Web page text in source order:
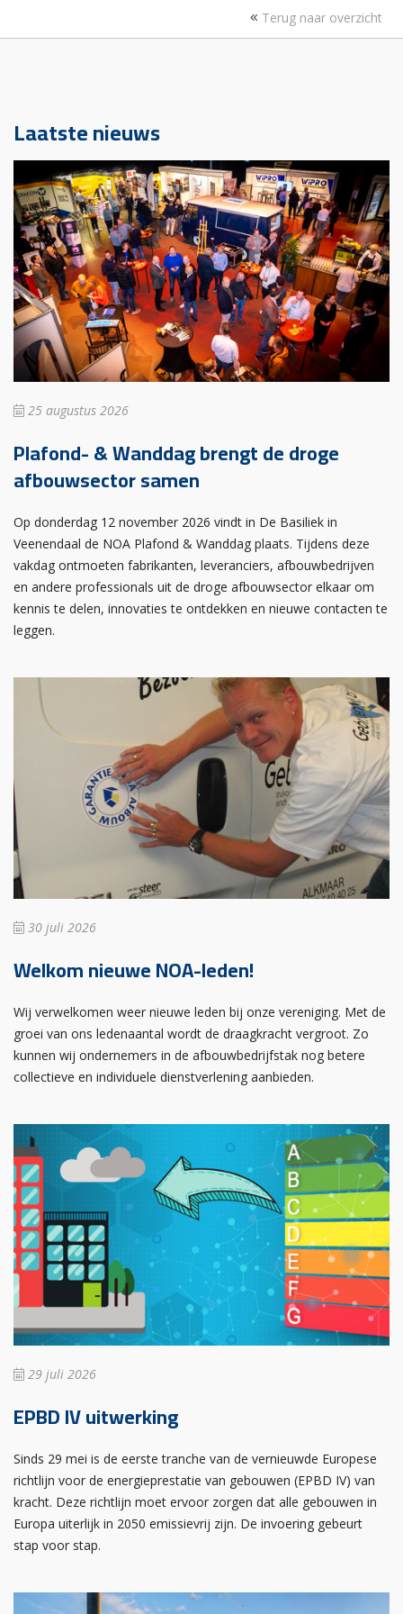
Terug naar overzicht
Laatste nieuws
25 augustus 2026
Plafond- & Wanddag brengt de droge
afbouwsector samen
Op donderdag 12 november 2026 vindt in De Basiliek in
Veenendaal de NOA Plafond & Wanddag plaats. Tijdens deze
vakdag ontmoeten fabrikanten, leveranciers, afbouwbedrijven
en andere professionals uit de droge afbouwsector elkaar om
kennis te delen, innovaties te ontdekken en nieuwe contacten te
leggen.
30 juli 2026
Welkom nieuwe NOA-leden!
Wij verwelkomen weer nieuwe leden bij onze vereniging. Met de
groei van ons ledenaantal wordt de draagkracht vergroot. Zo
kunnen wij ondernemers in de afbouwbedrijfstak nog betere
collectieve en individuele dienstverlening aanbieden.
29 juli 2026
EPBD IV uitwerking
Sinds 29 mei is de eerste tranche van de vernieuwde Europese
richtlijn voor de energieprestatie van gebouwen (EPBD IV) van
kracht. Deze richtlijn moet ervoor zorgen dat alle gebouwen in
Europa uiterlijk in 2050 emissievrij zijn. De invoering gebeurt
stap voor stap.